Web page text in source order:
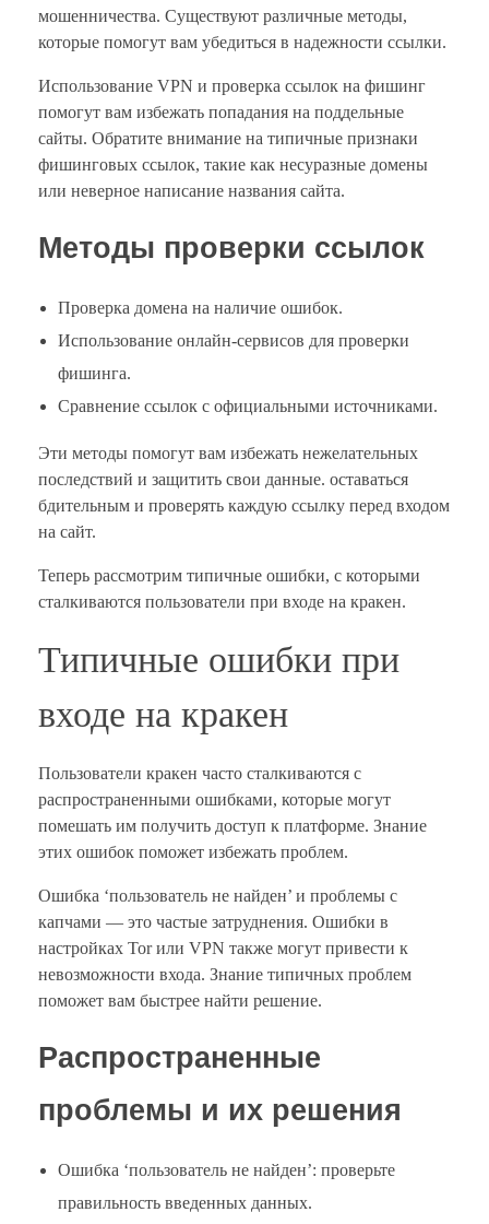
мошенничества. Существуют различные методы,
которые помогут вам убедиться в надежности ссылки.
Использование VPN и проверка ссылок на фишинг
помогут вам избежать попадания на поддельные
сайты. Обратите внимание на типичные признаки
фишинговых ссылок, такие как несуразные домены
или неверное написание названия сайта.
Методы проверки ссылок
Проверка домена на наличие ошибок.
Использование онлайн-сервисов для проверки
фишинга.
Сравнение ссылок с официальными источниками.
Эти методы помогут вам избежать нежелательных
последствий и защитить свои данные. оставаться
бдительным и проверять каждую ссылку перед входом
на сайт.
Теперь рассмотрим типичные ошибки, с которыми
сталкиваются пользователи при входе на кракен.
Типичные ошибки при
входе на кракен
Пользователи кракен часто сталкиваются с
распространенными ошибками, которые могут
помешать им получить доступ к платформе. Знание
этих ошибок поможет избежать проблем.
Ошибка ‘пользователь не найден’ и проблемы с
капчами — это частые затруднения. Ошибки в
настройках Tor или VPN также могут привести к
невозможности входа. Знание типичных проблем
поможет вам быстрее найти решение.
Распространенные
проблемы и их решения
Ошибка ‘пользователь не найден’: проверьте
правильность введенных данных.